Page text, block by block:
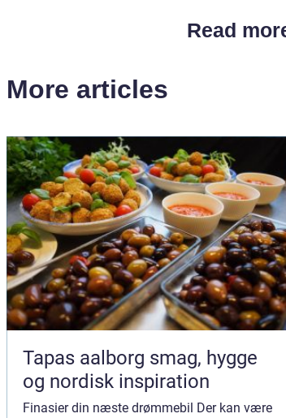
Read
More articles
Tapas aalborg smag, hygge
og nordisk inspiration
Finasier din næste drømmebil Der kan være